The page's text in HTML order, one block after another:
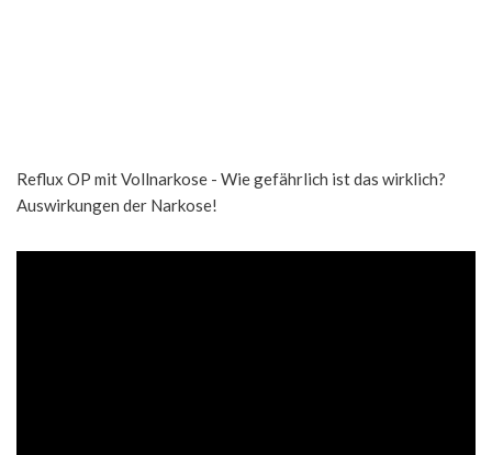
Reflux OP mit Vollnarkose - Wie gefährlich ist das wirklich?
Auswirkungen der Narkose!